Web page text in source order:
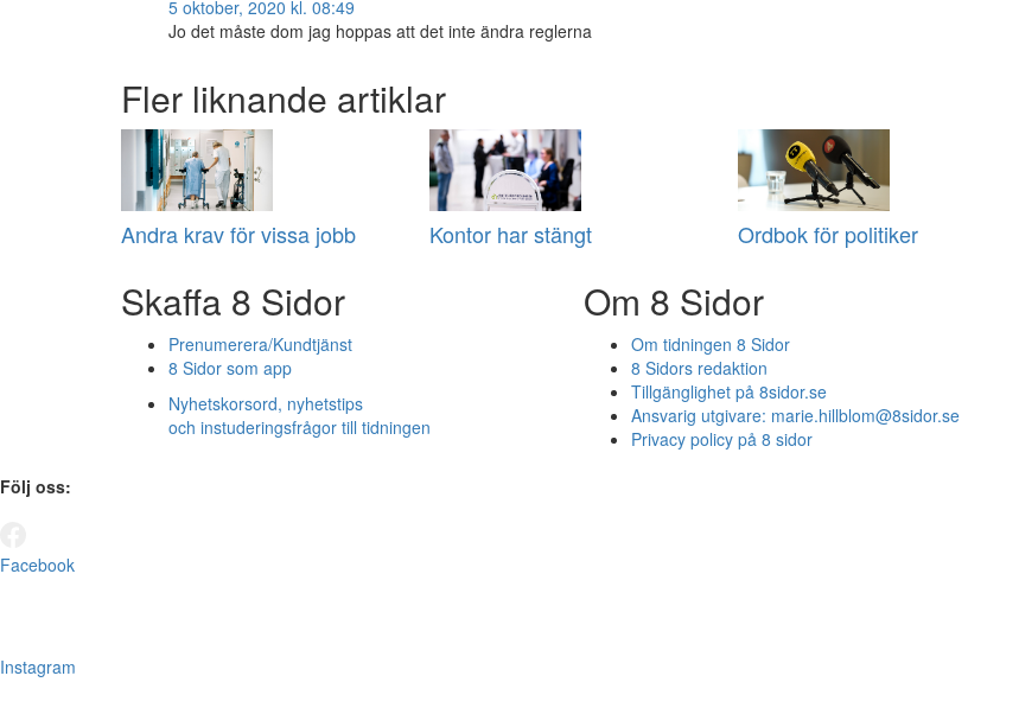
5 oktober, 2020 kl. 08:49
Jo det måste dom jag hoppas att det inte ändra reglerna
Fler liknande artiklar
Andra krav för vissa jobb Kontor har stängt Ordbok för politiker
Skaffa 8 Sidor
Prenumerera/Kundtjänst
8 Sidor som app
Nyhetskorsord, nyhetstips
och instuderingsfrågor till tidningen
Om 8 Sidor
Om tidningen 8 Sidor
8 Sidors redaktion
Tillgänglighet på 8sidor.se
Ansvarig utgivare: marie.hillblom@8sidor.se
Privacy policy på 8 sidor
Följ oss:
Facebook
Instagram